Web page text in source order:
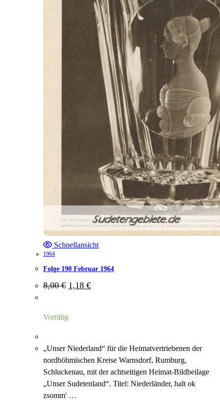
Schnellansicht
1964
Folge 190 Februar 1964
8,00€ Ursprünglicher
Preis
1,18 €Aktueller
Preis
Vorrätig
„Unser Niederland“ für die Heimatvertriebenen der
nordböhmischen Kreise Warnsdorf, Rumburg,
Schluckenau, mit der achtseitigen Heimat-Bildbeilage
„Unser Sudetenland“. Titel: Niederländer, halt ok
zsomm' …